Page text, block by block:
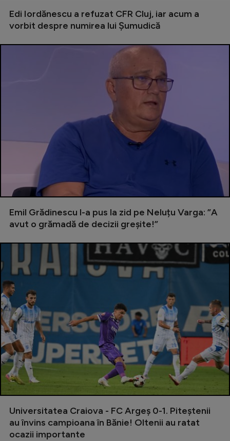
Edi Iordănescu a refuzat CFR Cluj, iar acum a
vorbit despre numirea lui Șumudică
Emil Grădinescu l-a pus la zid pe Neluțu Varga: ”A
avut o grămadă de decizii greșite!”
Universitatea Craiova - FC Argeș 0-1. Piteștenii
au învins campioana în Bănie! Oltenii au ratat
ocazii importante